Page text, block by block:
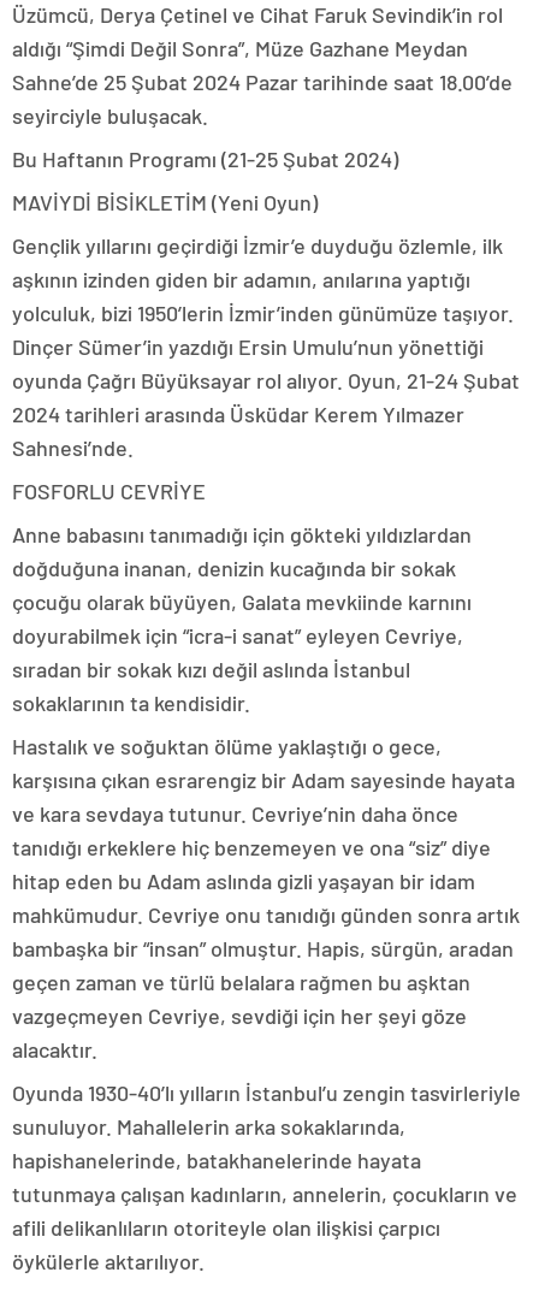
Üzümcü, Derya Çetinel ve Cihat Faruk Sevindik’in rol
aldığı “Şimdi Değil Sonra”, Müze Gazhane Meydan
Sahne’de 25 Şubat 2024 Pazar tarihinde saat 18.00’de
seyirciyle buluşacak.
Bu Haftanın Programı (21-25 Şubat 2024)
MAVİYDİ BİSİKLETİM (Yeni Oyun)
Gençlik yıllarını geçirdiği İzmir’e duyduğu özlemle, ilk
aşkının izinden giden bir adamın, anılarına yaptığı
yolculuk, bizi 1950’lerin İzmir’inden günümüze taşıyor.
Dinçer Sümer’in yazdığı Ersin Umulu’nun yönettiği
oyunda Çağrı Büyüksayar rol alıyor. Oyun, 21-24 Şubat
2024 tarihleri arasında Üsküdar Kerem Yılmazer
Sahnesi’nde.
FOSFORLU CEVRİYE
Anne babasını tanımadığı için gökteki yıldızlardan
doğduğuna inanan, denizin kucağında bir sokak
çocuğu olarak büyüyen, Galata mevkiinde karnını
doyurabilmek için “icra-i sanat” eyleyen Cevriye,
sıradan bir sokak kızı değil aslında İstanbul
sokaklarının ta kendisidir.
Hastalık ve soğuktan ölüme yaklaştığı o gece,
karşısına çıkan esrarengiz bir Adam sayesinde hayata
ve kara sevdaya tutunur. Cevriye’nin daha önce
tanıdığı erkeklere hiç benzemeyen ve ona “siz” diye
hitap eden bu Adam aslında gizli yaşayan bir idam
mahkümudur. Cevriye onu tanıdığı günden sonra artık
bambaşka bir “insan” olmuştur. Hapis, sürgün, aradan
geçen zaman ve türlü belalara rağmen bu aşktan
vazgeçmeyen Cevriye, sevdiği için her şeyi göze
alacaktır.
Oyunda 1930-40’lı yılların İstanbul’u zengin tasvirleriyle
sunuluyor. Mahallelerin arka sokaklarında,
hapishanelerinde, batakhanelerinde hayata
tutunmaya çalışan kadınların, annelerin, çocukların ve
afili delikanlıların otoriteyle olan ilişkisi çarpıcı
öykülerle aktarılıyor.